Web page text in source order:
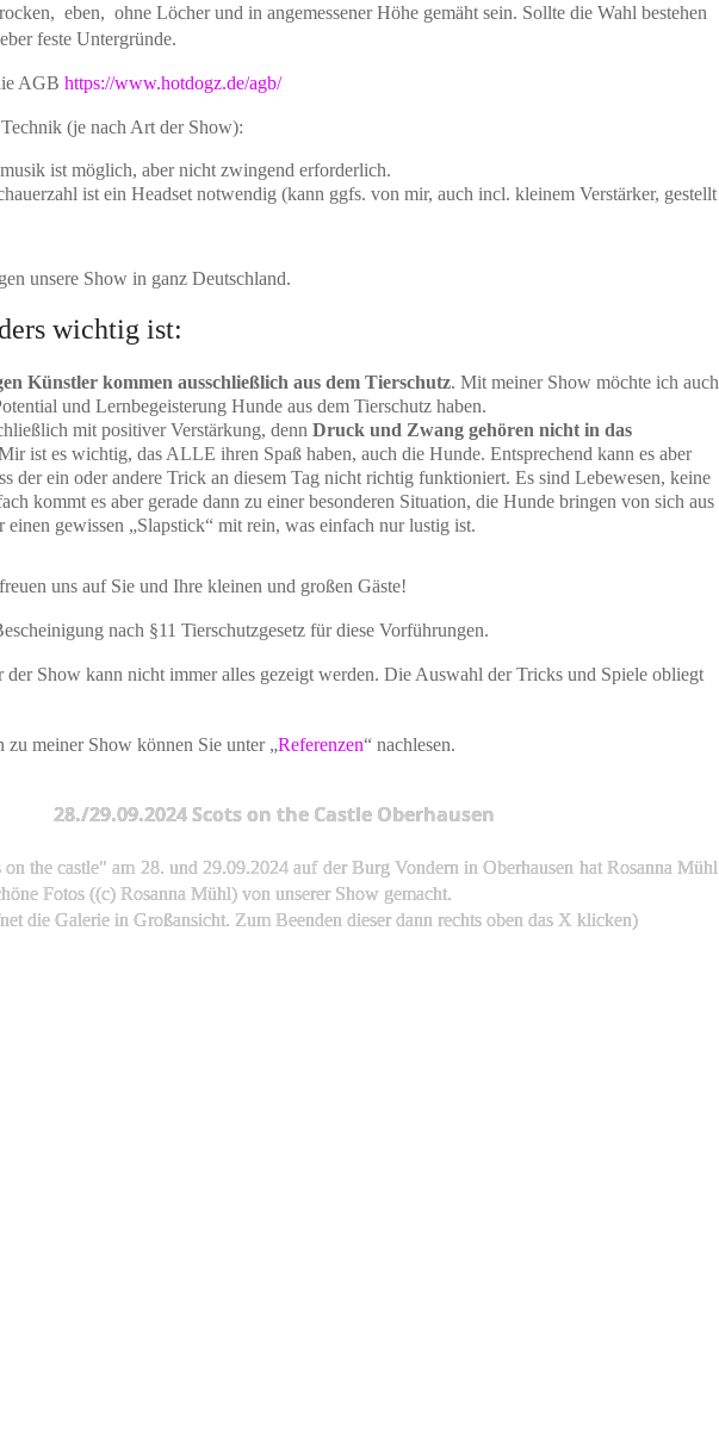
eben, ohne Löcher und in angemessener Höhe gemäht sein. Sollte die Wahl bestehen
feste Untergründe.
AGB https://www.hotdogz.de/agb/
(je nach Art der Show):
ist möglich, aber nicht zwingend erforderlich.
ist ein Headset notwendig (kann ggfs. von mir, auch incl. kleinem Verstärker, gestellt
unsere Show in ganz Deutschland.
wichtig ist:
Künstler kommen ausschließlich aus dem Tierschutz. Mit meiner Show möchte ich auch
und Lernbegeisterung Hunde aus dem Tierschutz haben.
mit positiver Verstärkung, denn Druck und Zwang gehören nicht in das
ist es wichtig, das ALLE ihren Spaß haben, auch die Hunde. Entsprechend kann es aber
der ein oder andere Trick an diesem Tag nicht richtig funktioniert. Es sind Lebewesen, keine
kommt es aber gerade dann zu einer besonderen Situation, die Hunde bringen von sich aus
einen gewissen „Slapstick“ mit rein, was einfach nur lustig ist.
uns auf Sie und Ihre kleinen und großen Gäste!
nach §11 Tierschutzgesetz für diese Vorführungen.
Show kann nicht immer alles gezeigt werden. Die Auswahl der Tricks und Spiele obliegt
meiner Show können Sie unter „Referenzen“ nachlesen.
28./29.09.2024 Scots on the Castle Oberhausen
the castle" am 28. und 29.09.2024 auf der Burg Vondern in Oberhausen hat Rosanna Mühl
Fotos ((c) Rosanna Mühl) von unserer Show gemacht.
die Galerie in Großansicht. Zum Beenden dieser dann rechts oben das X klicken)